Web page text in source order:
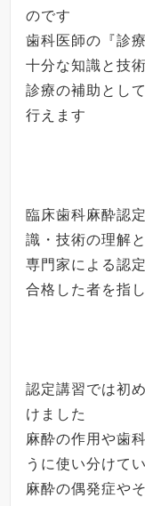
のです
歯科医師の『診
十分な知識と技
診療の補助とし
行えます
臨床歯科麻酔認
識・技術の理解と
専門家による認
合格した者を指
認定講習では初
けました
麻酔の作用や歯
うに使い分けて
麻酔の偶発症や